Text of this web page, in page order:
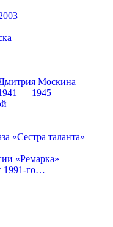
Москина
— 1945
«Сестра таланта»
«Ремарка»
1991-го…